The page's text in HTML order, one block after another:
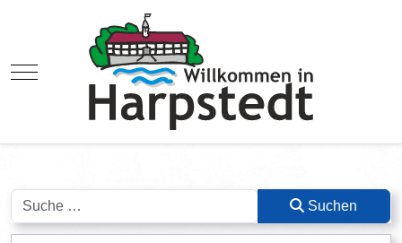
Mobile Menu Toggle
Suchen Suchen